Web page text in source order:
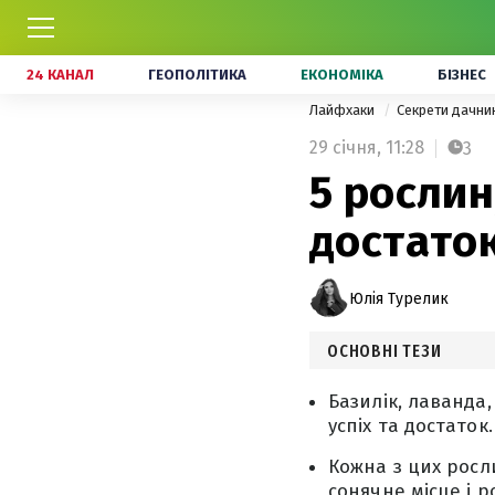
24 КАНАЛ ГЕОПОЛІТИКА ЕКОНОМІКА БІЗНЕС
Лайфхаки Секрети
29 січня, 11:28 3
5
Юлія Турелик
ОСНОВНІ ТЕЗИ
Базилік,
успіх та достаток.
Кожна з цих